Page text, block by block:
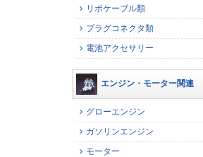
リポケーブル類
プラグコネクタ類
電池アクセサリー
エンジン・モーター関連
グローエンジン
ガソリンエンジン
モーター